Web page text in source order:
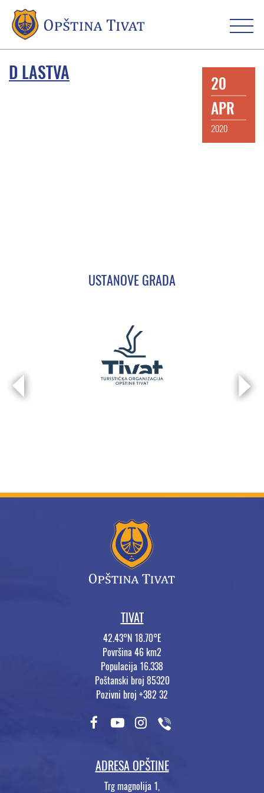
D LASTVA
20
APR
2020
USTANOVE GRADA
TIVAT
42.43°N 18.70°E
Površina 46 km2
Populacija 16.338
Poštanski broj 85320
Pozivni broj +382 32
ADRESA OPŠTINE
Trg magnolija 1,